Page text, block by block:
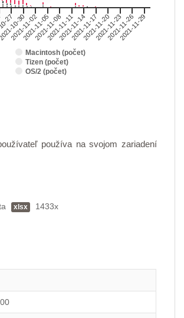
Macintosh (počet)
Tizen (počet)
OS/2 (počet)
2710-30
2021-11-02
2021-11-05
2021-11-08
2021-11-11
2021-11-14
2021-11-17
2021-11-20
2021-11-23
2021-11-26
2021-11-29
používa na svojom zariadení
xlsx 1433x